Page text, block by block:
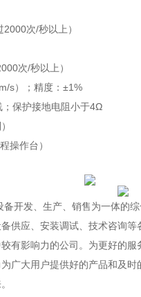
次/秒以上）
次/秒以上）
s）；精度：±1%
保护接地电阻小于4Ω
操作台）
开发、生产、销售为一体的
供应、安装调试、技术咨询
有影响力的公司。为更好的服
广大用户提供好的产品和及